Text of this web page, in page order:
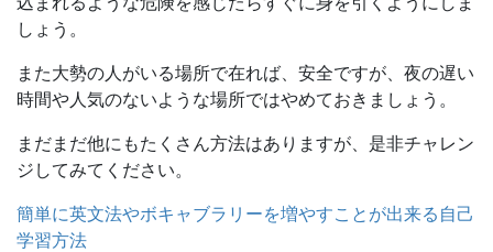
しょう。
また大勢の人がいる場所で在れば、安全ですが、夜の遅い
時間や人気のないような場所ではやめておきましょう。
まだまだ他にもたくさん方法はありますが、是非チャレン
ジしてみてください。
簡単に英文法やボキャブラリーを増やすことが出来る自己
学習方法